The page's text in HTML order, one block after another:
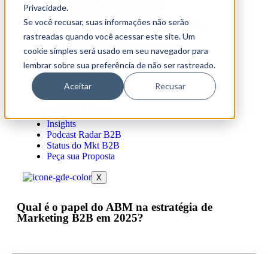
Privacidade.
Se você recusar, suas informações não serão
rastreadas quando você acessar este site. Um
cookie simples será usado em seu navegador para
lembrar sobre sua preferência de não ser rastreado.
Aceitar Recusar
Paid Media e Social Ads para B2B
SEO para B2B
Assessoria de Imprensa B2B
Verticais
Tecnologia
Farma
Insights
Podcast Radar B2B
Status do Mkt B2B
Peça sua Proposta
X
Qual é o papel do ABM na estratégia de
Marketing B2B em 2025?